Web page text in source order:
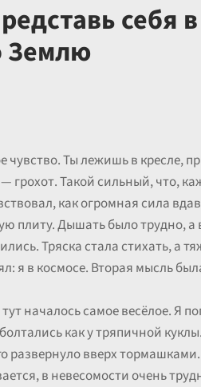
себя
Землю
чувство. Ты лежишь в кресле,
грохот. Такой сильный, что,
как огромная сила
плиту. Дышать было трудно, а
Тряска стала стихать, а
я в космосе. Вторая мысль
началось самое весёлое. Я
как у тряпичной
развернуло вверх
в невесомости очень